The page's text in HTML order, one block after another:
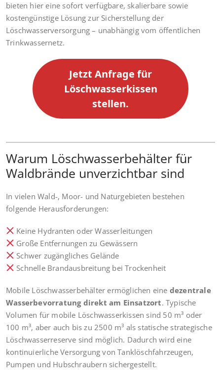
bieten hier eine sofort verfügbare, skalierbare sowie
kostengünstige Lösung zur Sicherstellung der
Löschwasserversorgung – unabhängig vom öffentlichen
Trinkwassernetz.
Jetzt Anfrage für
Löschwasserkissen
stellen.
Warum Löschwasserbehälter für
Waldbrände unverzichtbar sind
In vielen Wald-, Moor- und Naturgebieten bestehen
folgende Herausforderungen:
Keine Hydranten oder Wasserleitungen
Große Entfernungen zu Gewässern
Schwer zugängliches Gelände
Schnelle Brandausbreitung bei Trockenheit
Mobile Löschwasserbehälter ermöglichen eine dezentrale
Wasserbevorratung direkt am Einsatzort. Typische
Volumen für mobile Löschwasserkissen sind 50 m³ oder
100 m³, aber auch bis zu 2500 m³ als statische strategische
Löschwasserreserve sind möglich. Dadurch wird eine
kontinuierliche Versorgung von Tanklöschfahrzeugen,
Pumpen und Hubschraubern sichergestellt.